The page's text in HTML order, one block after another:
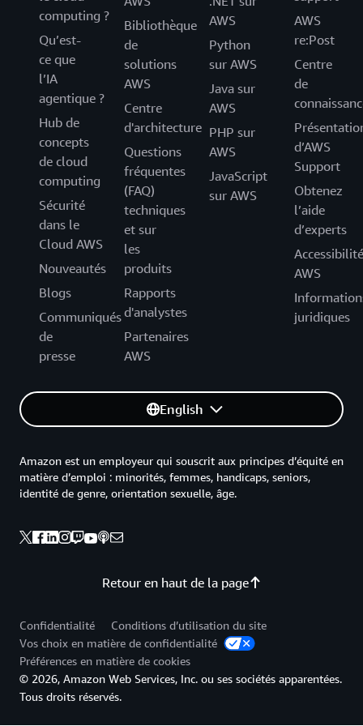
computing ?
Qu’est-
ce que
l’IA
agentique ?
Hub de
concepts
de cloud
computing
Sécurité
dans le
Cloud AWS
Nouveautés
Blogs
Communiqués
de
presse
Bibliothèque
de
solutions
AWS
Centre
d'architecture
Questions
fréquentes
(FAQ)
techniques
et sur
les
produits
Rapports
d'analystes
Partenaires
AWS
AWS
Python
sur AWS
Java sur
AWS
PHP sur
AWS
JavaScript
sur AWS
AWS
re:Post
Centre
de
d’AWS
Support
Obtenez
l’aide
d’experts
Accessibilité
AWS
juridiques
English
Retour en haut de la page
Amazon est un employeur qui souscrit aux principes d’équité en
matière d’emploi : minorités, femmes, handicaps, seniors,
identité de genre, orientation sexuelle, âge.
Confidentialité
Conditions d’utilisation du site
Vos choix en matière de confidentialité
Préférences en matière de cookies
© 2026, Amazon Web Services, Inc. ou ses sociétés apparentées.
Tous droits réservés.